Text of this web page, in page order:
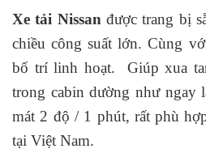
Xe tải Nissan được trang bị
chiều công suất lớn. Cùng
bố trí linh hoạt. Giúp xua
trong cabin dường như ngay
mát 2 độ / 1 phút, rất phù
tại Việt Nam.